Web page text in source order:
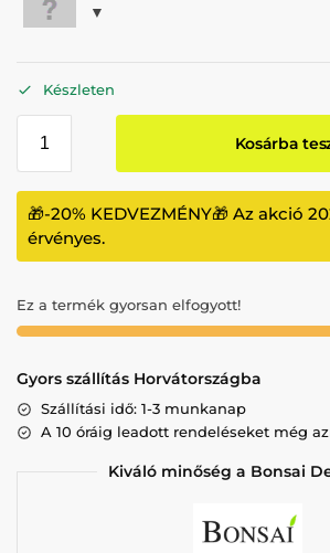
Készleten
Kosárba
🎁-20% KEDVEZMÉNY🎁 Az akció
érvényes.
Ez a termék gyorsan elfogyott!
Gyors szállítás Horvátországba
Szállítási idő: 1-3 munkanap
A 10 óráig leadott rendeléseket még
Kiváló minőség a Bonsai